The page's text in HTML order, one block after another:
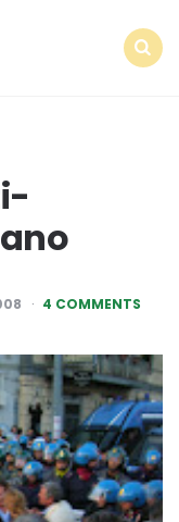
4 COMMENTS